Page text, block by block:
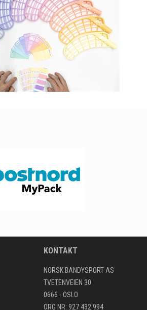
KONTAKT
NORSK BANDYSPORT AS
TVETENVEIEN 30
0666 - OSLO
ORG NR: 927 432 994